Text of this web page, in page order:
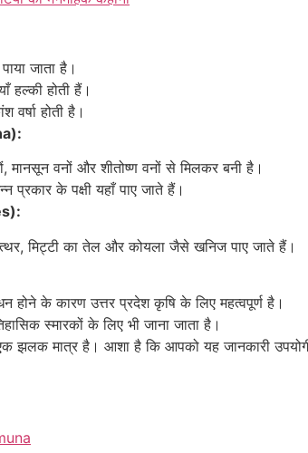
जाता है।
हल्की होती हैं।
होती है।
वनों और शीतोष्ण वनों से मिलकर बनी है।
प्रकार के पक्षी यहाँ पाए जाते हैं।
मिट्टी का तेल और कोयला जैसे खनिज पाए जाते हैं।
होने के कारण उत्तर प्रदेश कृषि के लिए महत्वपूर्ण है।
स्मारकों के लिए भी जाना जाता है।
झलक मात्र है। आशा है कि आपको यह जानकारी